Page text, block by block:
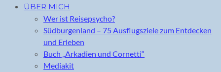
ÜBER MICH
Wer ist Reisepsycho?
Südburgenland – 75 Ausflugsziele zum Entdecken
und Erleben
Buch „Arkadien und Cornetti“
Mediakit